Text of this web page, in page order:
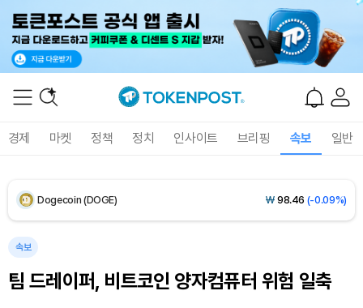
경제 마켓 정책 정치 인사이트 브리핑 속보 일반
XRP (XRP) ₩ 1,458(+0.01%)
Dogecoin (DOGE) ₩ 98.46 (-0.09%)
속보
팀 드레이퍼, 비트코인 양자컴퓨터 위험 일축